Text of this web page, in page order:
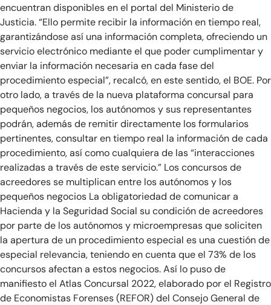
encuentran disponibles en el portal del Ministerio de
Justicia. “Ello permite recibir la información en tiempo real,
garantizándose así una información completa, ofreciendo un
servicio electrónico mediante el que poder cumplimentar y
enviar la información necesaria en cada fase del
procedimiento especial”, recalcó, en este sentido, el BOE. Por
otro lado, a través de la nueva plataforma concursal para
pequeños negocios, los autónomos y sus representantes
podrán, además de remitir directamente los formularios
pertinentes, consultar en tiempo real la información de cada
procedimiento, así como cualquiera de las “interacciones
realizadas a través de este servicio.” Los concursos de
acreedores se multiplican entre los autónomos y los
pequeños negocios La obligatoriedad de comunicar a
Hacienda y la Seguridad Social su condición de acreedores
por parte de los autónomos y microempresas que soliciten
la apertura de un procedimiento especial es una cuestión de
especial relevancia, teniendo en cuenta que el 73% de los
concursos afectan a estos negocios. Así lo puso de
manifiesto el Atlas Concursal 2022, elaborado por el Registro
de Economistas Forenses (REFOR) del Consejo General de